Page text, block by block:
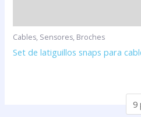
Cables, Sensores, Broches
Set de latiguillos snaps para